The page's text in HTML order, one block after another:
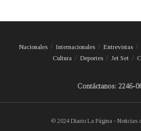
Nacionales Internacionales Entrevistas
Cultura
Deportes Jet Set
Contáctanos: 2246-
© 2024 Diario La Página - Noticias